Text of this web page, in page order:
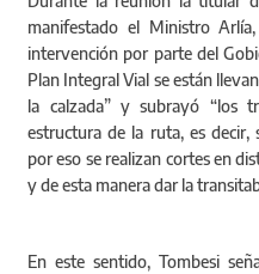
manifestado el Ministro
intervención por parte del
Plan Integral Vial se están
la calzada” y subrayó “los
estructura de la ruta, es decir,
por eso se realizan cortes en
y de esta manera dar la
En este sentido, Tombesi